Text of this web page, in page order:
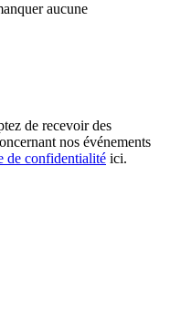
aucune
de recevoir des
nos événements
de confidentialité ici.